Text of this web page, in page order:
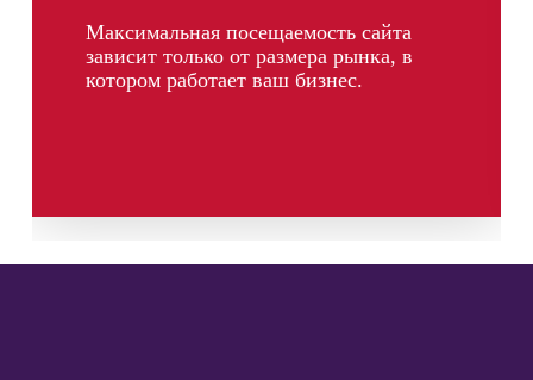
Максимальная посещаемость сайта
зависит только от размера рынка, в
котором работает ваш бизнес.